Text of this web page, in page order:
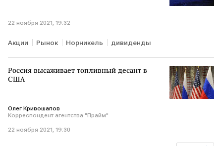
22 ноября 2021, 19:32
Акции Рынок Норникель дивиденды
Россия высаживает топливный десант в
США
Олег Кривошапов
Корреспондент агентства "Прайм"
22 ноября 2021, 19:30